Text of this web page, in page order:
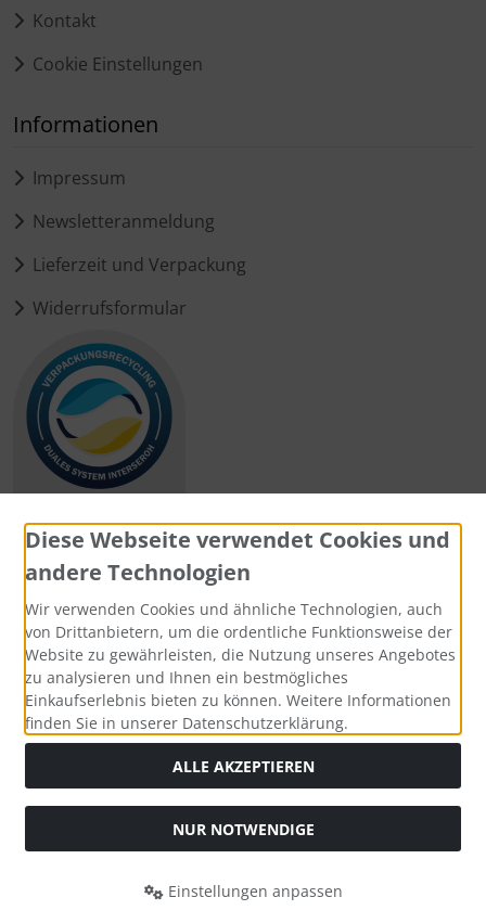
Kontakt
Cookie Einstellungen
Informationen
Impressum
Newsletteranmeldung
Lieferzeit und Verpackung
Widerrufsformular
Zahlungsmethoden
Social Media
Widerrufsformular
Diese Webseite verwendet Cookies und
andere Technologien
Wir verwenden Cookies und ähnliche Technologien, auch
von Drittanbietern, um die ordentliche Funktionsweise der
Website zu gewährleisten, die Nutzung unseres Angebotes
zu analysieren und Ihnen ein bestmögliches
Einkaufserlebnis bieten zu können. Weitere Informationen
finden Sie in unserer Datenschutzerklärung.
ALLE AKZEPTIEREN
NUR NOTWENDIGE
Einstellungen anpassen